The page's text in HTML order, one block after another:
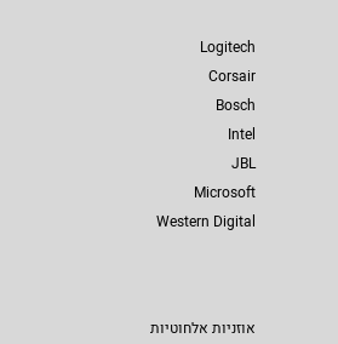
Logitech
Corsair
Bosch
Intel
JBL
Microsoft
Western Digital
אוזניות אלחוטיות